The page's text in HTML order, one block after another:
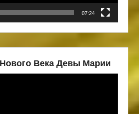
07:24
Века Девы Марии